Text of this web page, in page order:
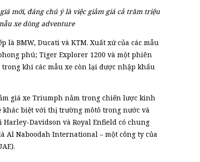
mới, đáng chú ý là việc giảm giá cả trăm triệu
xe dòng adventure
BMW, Ducati và KTM. Xuất xứ của các mẫu
phú; Tiger Explorer 1200 và một phiên
khi các mẫu xe còn lại được nhập khẩu
giá xe Triumph nằm trong chiến lược kinh
biệt với thị trường môtô trong nước và
Davidson và Royal Enfield có chung
Naboodah International – một công ty của